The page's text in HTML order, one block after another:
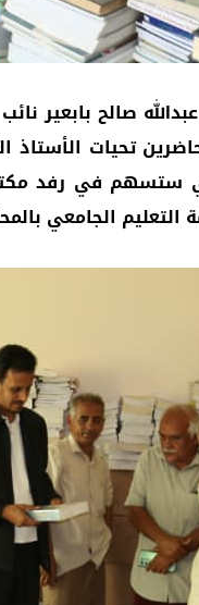
صالح
تحيات
ستسهم في رفد
الجامعي